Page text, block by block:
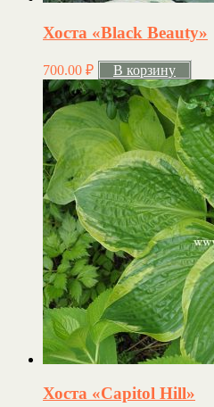
Хоста «Black Beauty»
700.00 ₽ В корзину
Хоста «Capitol Hill»